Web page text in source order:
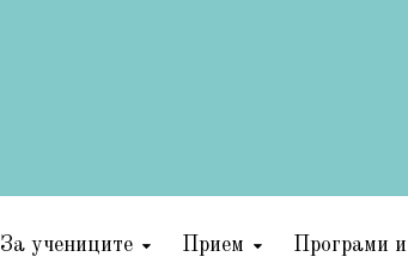
За учениците Прием Програми